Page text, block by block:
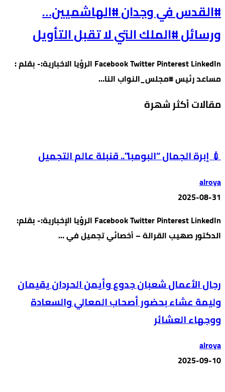
#القدس في وجدان #الهاشميين…
ورسائل #الملك التي لا تقبل التأويل
Facebook Twitter Pinterest LinkedIn الرؤيا الاخبارية:- بقلم :
مساعد رئيس #مجلس_النواب النا…
مقالات أكثر شهرة
💉 إبرة الجمال “البومبا”.. قنبلة عالم التجميل
alroya
2025-08-31
Facebook Twitter Pinterest LinkedIn الرؤيا الإخبارية:- بقلم:
الدكتور صهيب القرالة – أخصائي تجميل في …
رجال الأعمال شعبان جدوع وأيمن الحردان يقيمان
وليمة عشاء بحضور أصحاب المعالي والسعادة
ووجهاء العشائر
alroya
2025-09-10